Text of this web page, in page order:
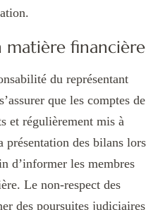
matière financière
du représentant
que les comptes de
et régulièrement mis à
des bilans lors
d’informer les membres
Le non-respect des
des poursuites judiciaires